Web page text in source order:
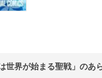
世界が始まる聖戦」のあ